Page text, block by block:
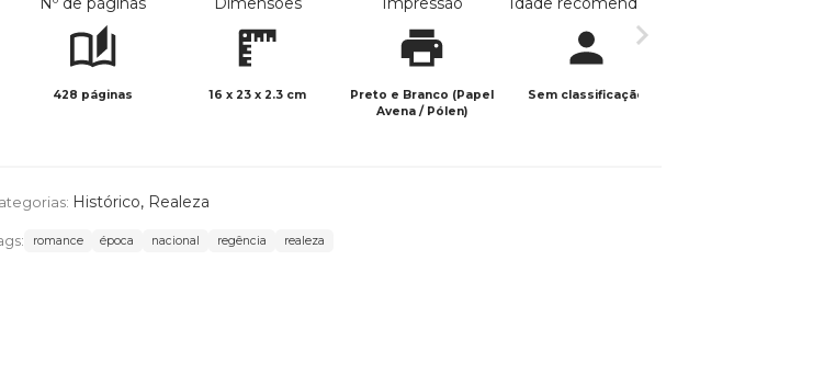
428 páginas 16 x 23 x 2.3 cm
Preto e Branco (Papel
Avena / Pólen)
Sem classificação
Histórico, Realeza
romance época nacional regência realeza